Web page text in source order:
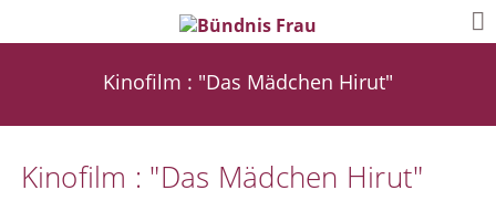
Kinofilm : "Das Mädchen Hirut"
Kinofilm : "Das Mädchen Hirut"